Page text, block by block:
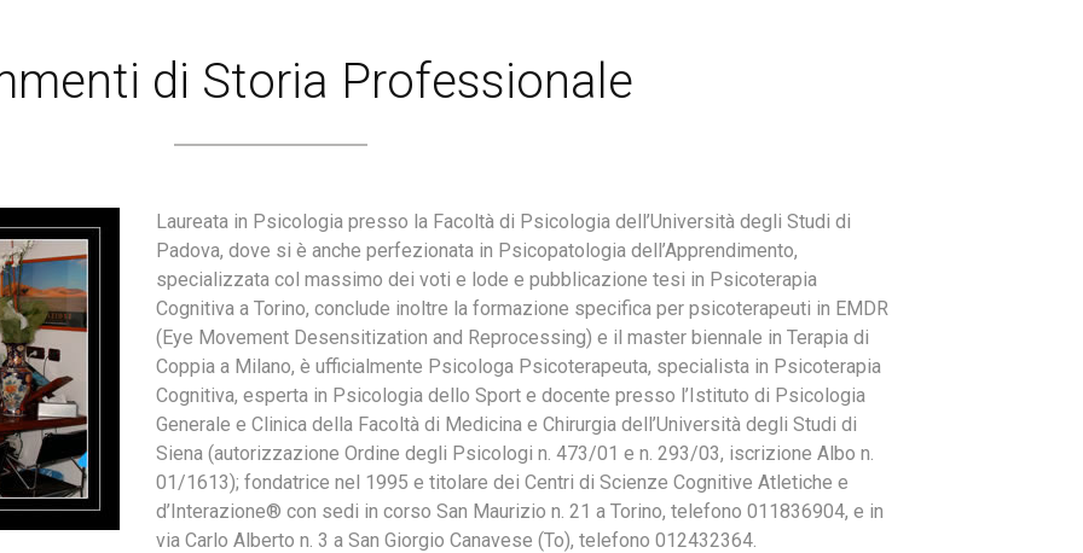
di Storia Professionale
Laureata in Psicologia presso la Facoltà di Psicologia dell’Università degli Studi di
Padova, dove si è anche perfezionata in Psicopatologia dell’Apprendimento,
specializzata col massimo dei voti e lode e pubblicazione tesi in Psicoterapia
Cognitiva a Torino, conclude inoltre la formazione specifica per psicoterapeuti in EMDR
(Eye Movement Desensitization and Reprocessing) e il master biennale in Terapia di
Coppia a Milano, è ufficialmente Psicologa Psicoterapeuta, specialista in Psicoterapia
Cognitiva, esperta in Psicologia dello Sport e docente presso l’Istituto di Psicologia
Generale e Clinica della Facoltà di Medicina e Chirurgia dell’Università degli Studi di
Siena (autorizzazione Ordine degli Psicologi n. 473/01 e n. 293/03, iscrizione Albo n.
01/1613); fondatrice nel 1995 e titolare dei Centri di Scienze Cognitive Atletiche e
d’Interazione® con sedi in corso San Maurizio n. 21 a Torino, telefono 011836904, e in
via Carlo Alberto n. 3 a San Giorgio Canavese (To), telefono 012432364.